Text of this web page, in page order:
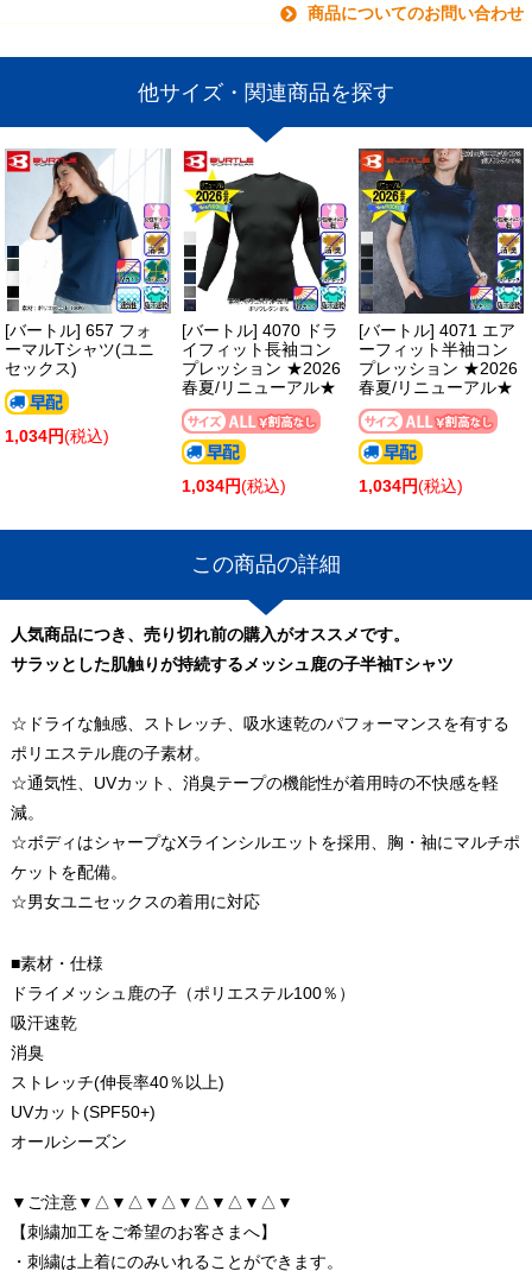
商品についてのお問い合わせ
他サイズ・関連商品を探す
[バートル] 657 フォ
ーマルTシャツ(ユニ
セックス)
1,034円(税込)
[バートル] 4070 ドラ
イフィット長袖コン
プレッション ★2026
春夏/リニューアル★
1,034円(税込)
[バートル] 4071 エア
ーフィット半袖コン
プレッション ★2026
春夏/リニューアル★
1,034円(税込)
この商品の詳細
人気商品につき、売り切れ前の購入がオススメです。
サラッとした肌触りが持続するメッシュ鹿の子半袖Tシャツ
☆ドライな触感、ストレッチ、吸水速乾のパフォーマンスを有する
ポリエステル鹿の子素材。
☆通気性、UVカット、消臭テープの機能性が着用時の不快感を軽
減。
☆ボディはシャープなXラインシルエットを採用、胸・袖にマルチポ
ケットを配備。
☆男女ユニセックスの着用に対応
■素材・仕様
ドライメッシュ鹿の子（ポリエステル100％）
吸汗速乾
消臭
ストレッチ(伸長率40％以上)
UVカット(SPF50+)
オールシーズン
▼ご注意▼△▼△▼△▼△▼△▼△▼
【刺繍加工をご希望のお客さまへ】
・刺繍は上着にのみいれることができます。